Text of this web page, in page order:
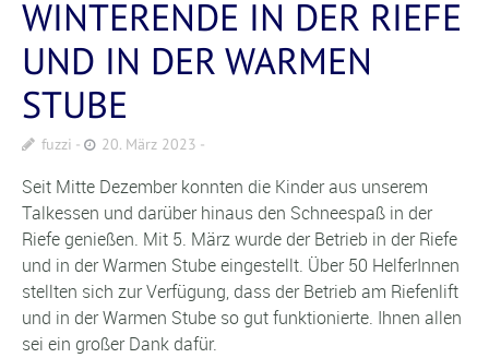
WINTERENDE IN DER RIEFE
UND IN DER WARMEN
STUBE
fuzzi 20. März 2023
Seit Mitte Dezember konnten die Kinder aus unserem
Talkessen und darüber hinaus den Schneespaß in der
Riefe genießen. Mit 5. März wurde der Betrieb in der Riefe
und in der Warmen Stube eingestellt. Über 50 HelferInnen
stellten sich zur Verfügung, dass der Betrieb am Riefenlift
und in der Warmen Stube so gut funktionierte. Ihnen allen
sei ein großer Dank dafür.